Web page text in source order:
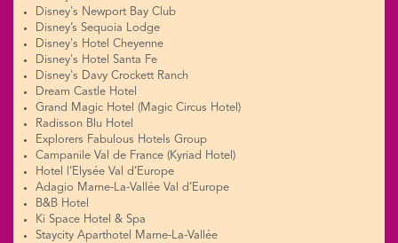
Disney's Newport Bay Club
Disney’s Sequoia Lodge
Disney's Hotel Cheyenne
Disney's Hotel Santa Fe
Disney's Davy Crockett Ranch
Dream Castle Hotel
Grand Magic Hotel (Magic Circus Hotel)
Radisson Blu Hotel
Explorers Fabulous Hotels Group
Campanile Val de France (Kyriad Hotel)
Hotel l’Elysée Val d’Europe
Adagio Marne-La-Vallée Val d’Europe
B&B Hotel
Ki Space Hotel & Spa
Staycity Aparthotel Marne-La-Vallée